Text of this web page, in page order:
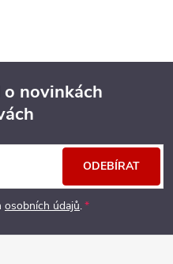
novinkách
osobních údajů.
ODEBÍRAT